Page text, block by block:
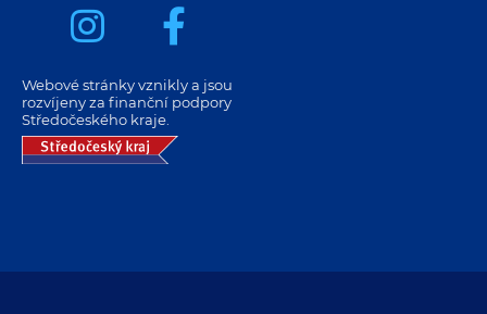
Webové stránky vznikly a jsou
rozvíjeny za finanční podpory
Středočeského kraje.